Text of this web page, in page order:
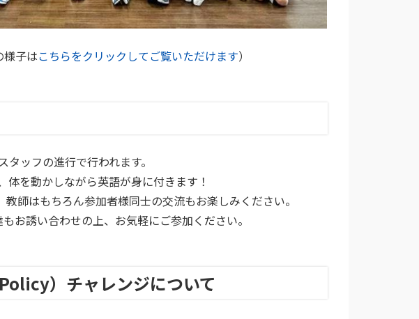
様子はこちらをクリックしてご覧いただけます）
ッフの進行で行われます。
を動かしながら英語が身に付きます！
師はもちろん参加者様同士の交流もお楽しみください。
お誘い合わせの上、お気軽にご参加ください。
）チャレンジについて